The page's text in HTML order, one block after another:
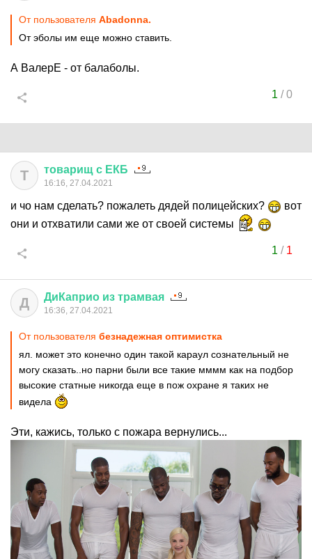
От пользователя Abadonnа.
От эболы им еще можно ставить.
А ВалерЕ - от балаболы.
1 /0
Т товарищ с ЕКБ
16:16, 27.04.2021
и чо нам сделать? пожалеть дядей полицейских?
вот
они и отхватили сами же от своей системы
1 / 1
Д ДиКаприо из трамвая
16:36, 27.04.2021
От пользователя безнадежная оптимистка
ял. может это конечно один такой караул сознательный не
могу сказать..но парни были все такие мммм как на подбор
высокие статные никогда еще в пож охране я таких не
видела
Эти, кажись, только с пожара вернулись...